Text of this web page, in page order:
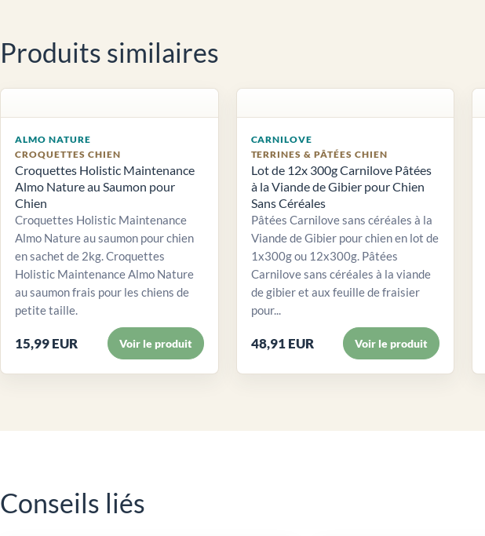
Produits similaires
ALMO NATURE
CROQUETTES CHIEN
Croquettes Holistic Maintenance
Almo Nature au Saumon pour
Chien
Croquettes Holistic Maintenance
Almo Nature au saumon pour chien
en sachet de 2kg. Croquettes
Holistic Maintenance Almo Nature
au saumon frais pour les chiens de
petite taille.
15,99 EUR Voir le produit
CARNILOVE
TERRINES & PÂTÉES CHIEN
Lot de 12x 300g Carnilove Pâtées
à la Viande de Gibier pour Chien
Sans Céréales
Pâtées Carnilove sans céréales à la
Viande de Gibier pour chien en lot de
1x300g ou 12x300g. Pâtées
Carnilove sans céréales à la viande
de gibier et aux feuille de fraisier
pour...
48,91 EUR Voir le produit
Conseils liés